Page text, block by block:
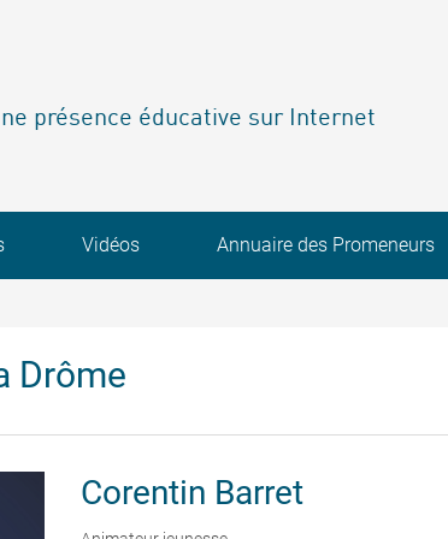
présence éducative sur Internet
Vidéos Annuaire des Promeneurs
Drôme
Corentin Barret